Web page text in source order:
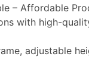
– Affordable
with high-
adjustable